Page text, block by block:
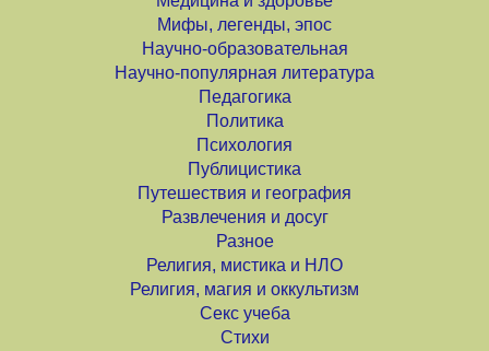
Мифы, легенды, эпос
Научно-образовательная
Научно-популярная литература
Педагогика
Политика
Психология
Публицистика
Путешествия и география
Развлечения и досуг
Разное
Религия, мистика и НЛО
Религия, магия и оккультизм
Секс учеба
Стихи